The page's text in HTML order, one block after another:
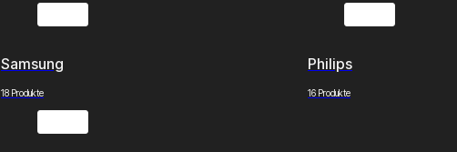
Samsung
18 Produkte
Philips
16 Produkte